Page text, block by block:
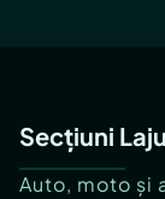
Secțiuni
Auto, moto și